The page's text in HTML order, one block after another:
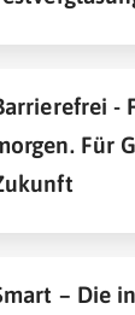
-
Für
– Die